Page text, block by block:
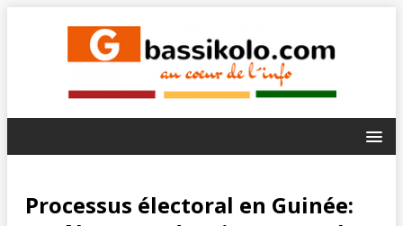
Processus électoral en Guinée: